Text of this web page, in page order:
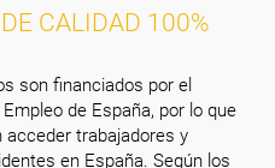
CALIDAD 100%
son financiados por el
de España, por lo que
acceder trabajadores y
en España. Según los